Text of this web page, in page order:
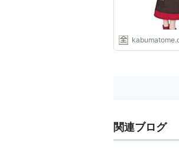
関連ブログ